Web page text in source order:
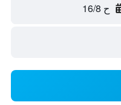
ح 16/8